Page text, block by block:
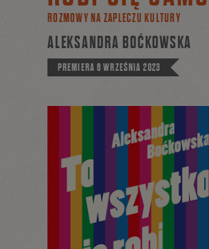
ROZMOWY NA ZAPLECZU KULTURY
ALEKSANDRA BOĆKOWSKA
PREMIERA6 WRZEŚNIA 2023